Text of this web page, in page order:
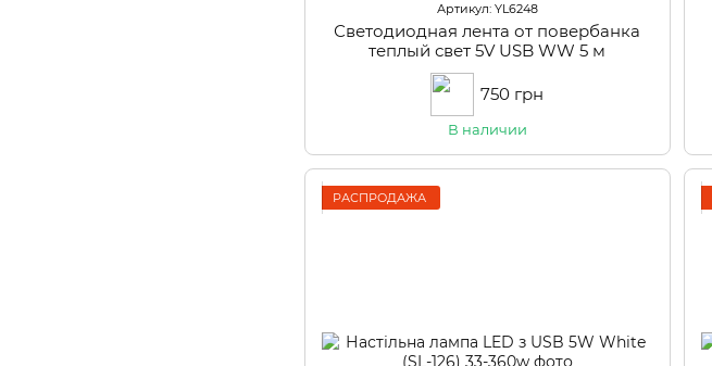
Артикул: YL6248
Светодиодная лента от повербанка
теплый свет 5V USB WW 5 м
750 грн
В наличии
РАСПРОДАЖА